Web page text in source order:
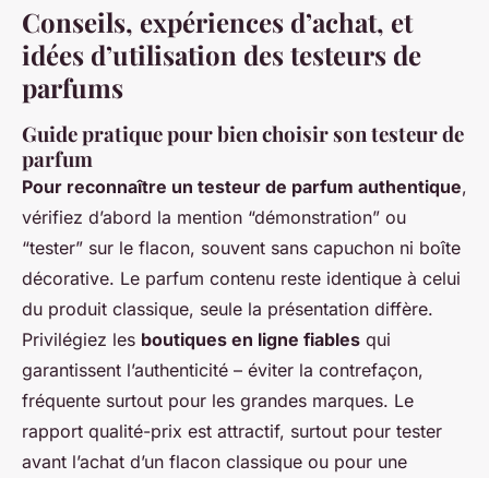
Conseils, expériences d’achat, et
idées d’utilisation des testeurs de
parfums
Guide pratique pour bien choisir son testeur de
parfum
Pour reconnaître un testeur de parfum authentique,
vérifiez d’abord la mention “démonstration” ou
“tester” sur le flacon, souvent sans capuchon ni boîte
décorative. Le parfum contenu reste identique à celui
du produit classique, seule la présentation diffère.
Privilégiez les boutiques en ligne fiables qui
garantissent l’authenticité – éviter la contrefaçon,
fréquente surtout pour les grandes marques. Le
rapport qualité-prix est attractif, surtout pour tester
avant l’achat d’un flacon classique ou pour une